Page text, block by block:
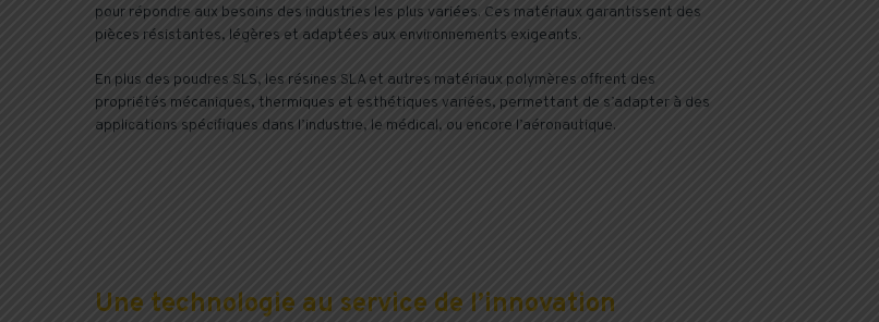
pour répondre aux besoins des industries les plus variées. Ces matériaux garantissent des
pièces résistantes, légères et adaptées aux environnements exigeants.
En plus des poudres SLS, les résines SLA et autres matériaux polymères offrent des
propriétés mécaniques, thermiques et esthétiques variées, permettant de s’adapter à des
applications spécifiques dans l’industrie, le médical, ou encore l’aéronautique.
Une technologie au service de l’innovation